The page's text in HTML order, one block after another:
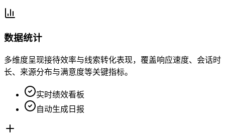
数据统计
多维度呈现接待效率与线索转化表现，覆盖响应速度、会话时
长、来源分布与满意度等关键指标。
实时绩效看板
自动生成日报